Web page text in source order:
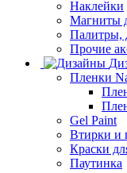
Наклейки
Магниты
Палитры,
Прочие
Пленки
Gel Paint
Втирки и
Краски
Паутинка